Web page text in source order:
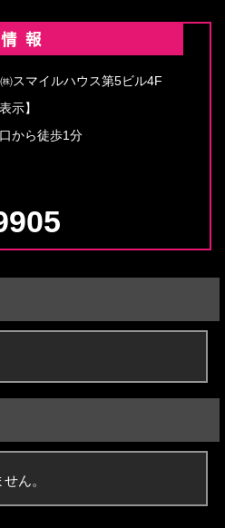
スマイルハウス第5ビル4F
示】
から徒歩1分
ん。